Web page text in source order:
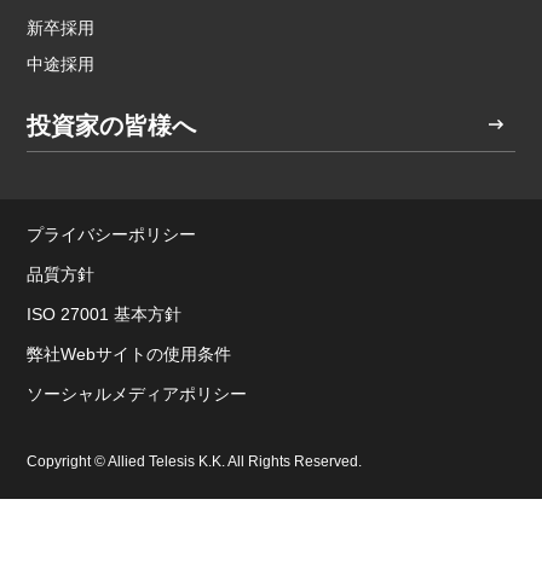
新卒採用
中途採用
投資家の皆様へ
プライバシーポリシー
品質方針
ISO 27001 基本方針
弊社Webサイトの使用条件
ソーシャルメディアポリシー
Copyright © Allied Telesis K.K. All Rights Reserved.